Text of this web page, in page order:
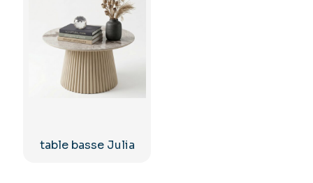
table basse Julia